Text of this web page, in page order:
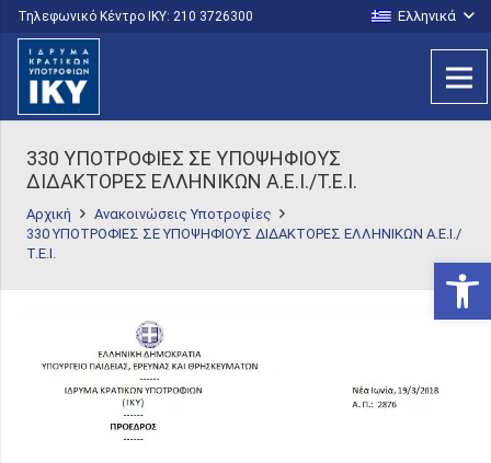
Τηλεφωνικό Κέντρο IKY: 210 3726300 Ελληνικά
330 ΥΠΟΤΡΟΦΙΕΣ ΣΕ ΥΠΟΨΗΦΙΟΥΣ
ΔΙΔΑΚΤΟΡΕΣ ΕΛΛΗΝΙΚΩΝ Α.Ε.Ι./Τ.Ε.Ι.
Αρχική
Ανακοινώσεις Υποτροφίες
330 ΥΠΟΤΡΟΦΙΕΣ ΣΕ ΥΠΟΨΗΦΙΟΥΣ ΔΙΔΑΚΤΟΡΕΣ ΕΛΛΗΝΙΚΩΝ Α.Ε.Ι./
Τ.Ε.Ι.